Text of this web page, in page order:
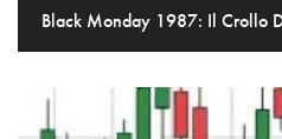
Black Monday 1987: Il Crollo